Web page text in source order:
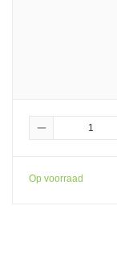
remove
Op voorraad